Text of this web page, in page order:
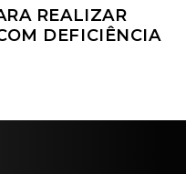
REALIZAR
DEFICIÊNCIA